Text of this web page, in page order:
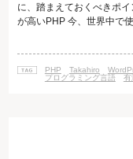
に、踏まえておくべきポ
が高いPHP 今、世界中で
HTMLやCSSの知識がな
るためには、PHPのスキ
の言語で、簡単なお問い
PHP Takahiro
プログラミング言語
有